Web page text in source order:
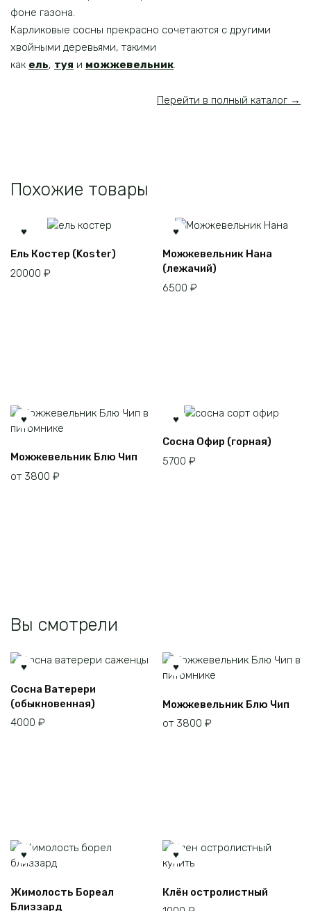
фоне газона.
Карликовые сосны прекрасно сочетаются с другими
хвойными деревьями, такими
как ель, туя и можжевельник.
Перейти в полный каталог →
Похожие товары
Ель Костер (Koster)
20000 ₽
Можжевельник Нана
(лежачий)
6500 ₽
Этот
Можжевельник Блю Чип
от 3800 ₽
Сосна Офир (горная)
5700 ₽
Вы смотрели
товар
имеет
Сосна Ватерери
(обыкновенная)
4000 ₽
товара.
Можжевельник Блю Чип
от 3800 ₽
товар
Жимолость Бореал
Близзард
Клён остролистный